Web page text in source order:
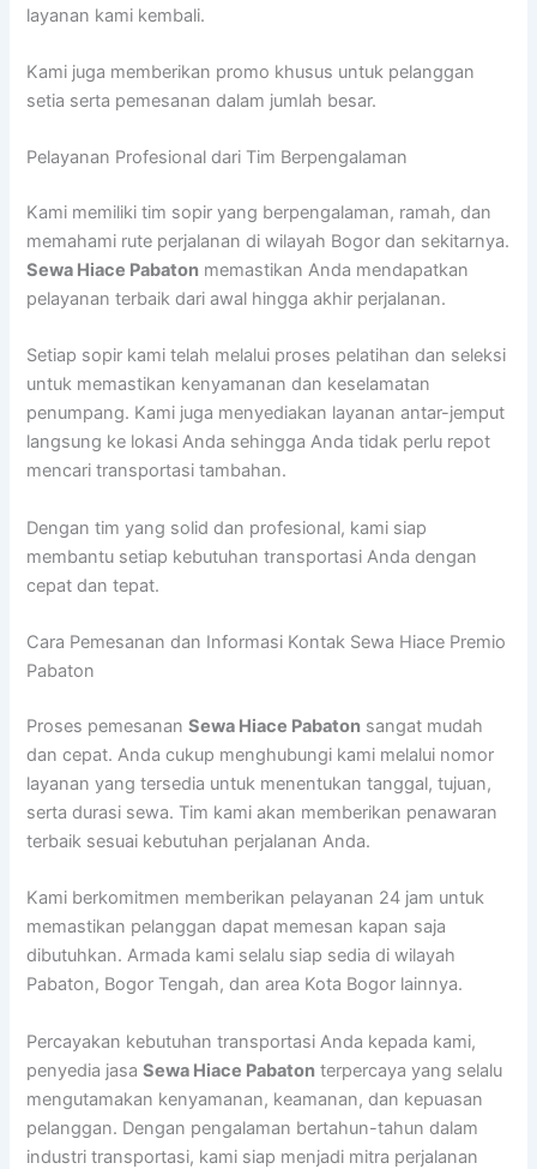
layanan kami kembali.
Kami juga memberikan promo khusus untuk pelanggan
setia serta pemesanan dalam jumlah besar.
Pelayanan Profesional dari Tim Berpengalaman
Kami memiliki tim sopir yang berpengalaman, ramah, dan
memahami rute perjalanan di wilayah Bogor dan sekitarnya.
Sewa Hiace Pabaton memastikan Anda mendapatkan
pelayanan terbaik dari awal hingga akhir perjalanan.
Setiap sopir kami telah melalui proses pelatihan dan seleksi
untuk memastikan kenyamanan dan keselamatan
penumpang. Kami juga menyediakan layanan antar-jemput
langsung ke lokasi Anda sehingga Anda tidak perlu repot
mencari transportasi tambahan.
Dengan tim yang solid dan profesional, kami siap
membantu setiap kebutuhan transportasi Anda dengan
cepat dan tepat.
Cara Pemesanan dan Informasi Kontak Sewa Hiace Premio
Pabaton
Proses pemesananSewa Hiace Pabaton sangat mudah
dan cepat. Anda cukup menghubungi kami melalui nomor
layanan yang tersedia untuk menentukan tanggal, tujuan,
serta durasi sewa. Tim kami akan memberikan penawaran
terbaik sesuai kebutuhan perjalanan Anda.
Kami berkomitmen memberikan pelayanan 24 jam untuk
memastikan pelanggan dapat memesan kapan saja
dibutuhkan. Armada kami selalu siap sedia di wilayah
Pabaton, Bogor Tengah, dan area Kota Bogor lainnya.
Percayakan kebutuhan transportasi Anda kepada kami,
penyedia jasaSewa Hiace Pabaton terpercaya yang selalu
mengutamakan kenyamanan, keamanan, dan kepuasan
pelanggan. Dengan pengalaman bertahun-tahun dalam
industri transportasi, kami siap menjadi mitra perjalanan